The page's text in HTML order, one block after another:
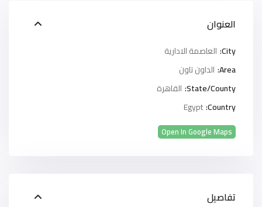
العنوان
City: العاصمة الادارية
Area: الداون تاون
State/County: القاهرة
Country:
Egypt
Open In Google Maps
تفاصيل